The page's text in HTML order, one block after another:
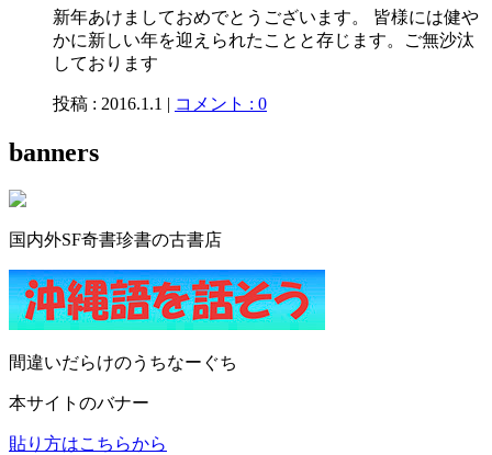
新年あけましておめでとうございます。 皆様には健や
かに新しい年を迎えられたことと存じます。ご無沙汰
しております
投稿 : 2016.1.1 | コメント : 0
banners
国内外SF奇書珍書の古書店
間違いだらけのうちなーぐち
本サイトのバナー
貼り方はこちらから